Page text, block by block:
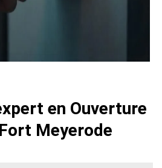
en Ouverture
Meyerode